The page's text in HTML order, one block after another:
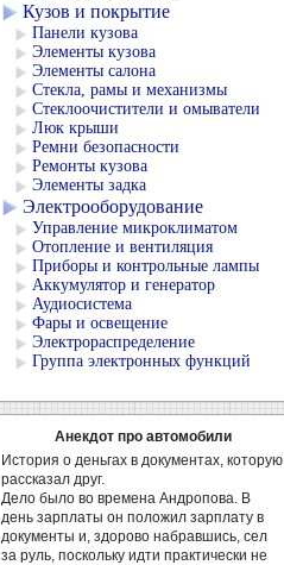
Кузов и покрытие
Панели кузова
Элементы кузова
Элементы салона
Стекла, рамы и механизмы
Стеклоочистители и омыватели
Люк крыши
Ремни безопасности
Ремонты кузова
Элементы задка
Электрооборудование
Управление микроклиматом
Отопление и вентиляция
Приборы и контрольные лампы
Аккумулятор и генератор
Аудиосистема
Фары и освещение
Электрораспределение
Группа электронных функций
Анекдот про автомобили
История о деньгах в документах, которую
рассказал друг.
Дело было во времена Андропова. В
день зарплаты он положил зарплату в
документы и, здорово набравшись, сел
за руль, поскольку идти практически не